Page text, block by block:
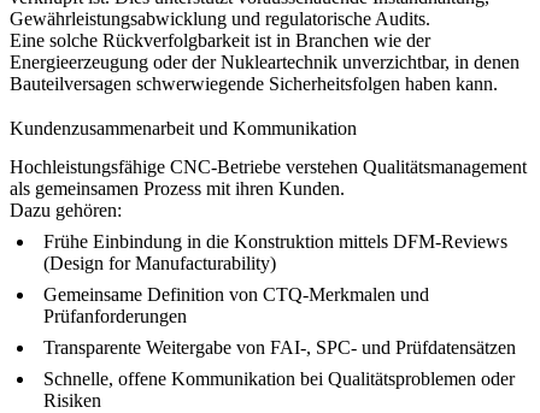
Gewährleistungsabwicklung und regulatorische Audits.
Eine solche Rückverfolgbarkeit ist in Branchen wie der
Energieerzeugung oder derNukleartechnik unverzichtbar, in denen
Bauteilversagen schwerwiegende Sicherheitsfolgen haben kann.
Kundenzusammenarbeit und Kommunikation
Hochleistungsfähige CNC-Betriebe verstehen Qualitätsmanagement
als gemeinsamen Prozess mit ihren Kunden.
Dazu gehören:
Frühe Einbindung in die Konstruktion mittels DFM-Reviews
(Design for Manufacturability)
Gemeinsame Definition von CTQ-Merkmalen und
Prüfanforderungen
Transparente Weitergabe von FAI-, SPC- und Prüfdatensätzen
Schnelle, offene Kommunikation bei Qualitätsproblemen oder
Risiken